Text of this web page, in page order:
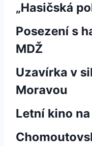
„Hasičská
Posezení s
MDŽ
Uzavírka v
Moravou
Letní kino